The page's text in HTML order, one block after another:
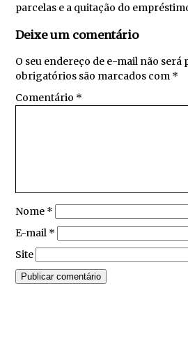
parcelas e a quitação do
Deixe um comentário
O seu endereço de e-mail não será
obrigatórios são marcados com *
Comentário *
Nome *
E-mail *
Site